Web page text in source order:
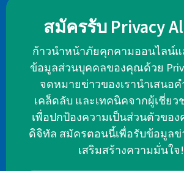
สมัครรับ Privacy
ก้าวนำหน้าภัยคุกคามออนไลน์
ข้อมูลส่วนบุคคลของคุณด้วย
จดหมายข่าวของเรานำเสนอ
เคล็ดลับ และเทคนิคจากผู้เชี่ย
เพื่อปกป้องความเป็นส่วนตัวขอ
ดิจิทัล สมัครตอนนี้เพื่อรับข้อมูลข่
เสริมสร้างความมั่นใจ!